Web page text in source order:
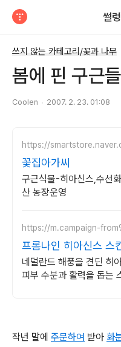
썰
쓰지 않는 카테고리/꽃과 나무
봄에 핀 구근들
Coolen 2007. 2. 23. 01:08
https://
꽃집아가씨
구근식물-히아신스,수선
산 농장운영
https://m.campaign-
프롬나인 히아신스 스
네덜란드 해풍을 견딘 히
피부 수분과 활력을 돕는
작년 말에 주문하여 받아 화